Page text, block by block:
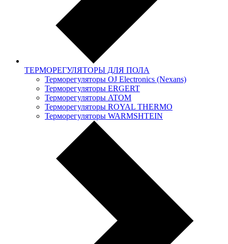
ТЕРМОРЕГУЛЯТОРЫ ДЛЯ ПОЛА
Терморегуляторы OJ Electronics (Nexans)
Терморегуляторы ERGERT
Терморегуляторы ATOM
Терморегуляторы ROYAL THERMO
Терморегуляторы WARMSHTEIN